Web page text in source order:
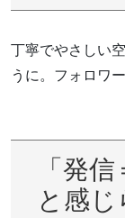
丁寧でやさしい
うに。フォロワ
「発
と感